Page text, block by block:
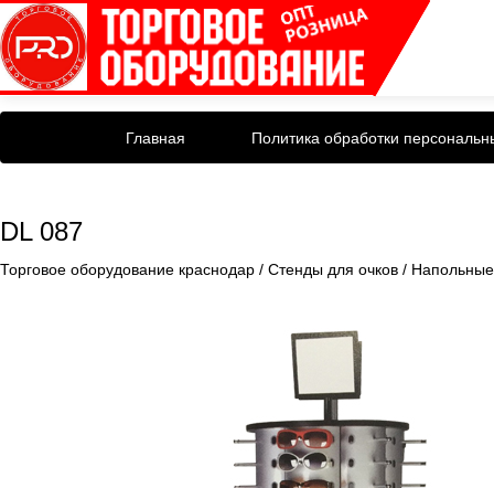
Главная Политика обработки
DL 087
Торговое оборудование краснодар / Стенды для очков / Напольные